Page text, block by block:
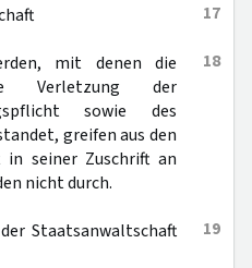
17
18
mit denen die
Verletzung der
sowie des
greifen aus den
in seiner Zuschrift an
nicht durch.
19
Staatsanwaltschaft